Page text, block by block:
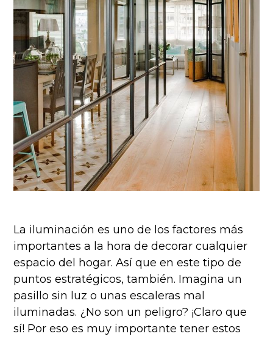
La iluminación es uno de los factores más
importantes a la hora de decorar cualquier
espacio del hogar. Así que en este tipo de
puntos estratégicos, también. Imagina un
pasillo sin luz o unas escaleras mal
iluminadas. ¿No son un peligro? ¡Claro que
sí! Por eso es muy importante tener estos